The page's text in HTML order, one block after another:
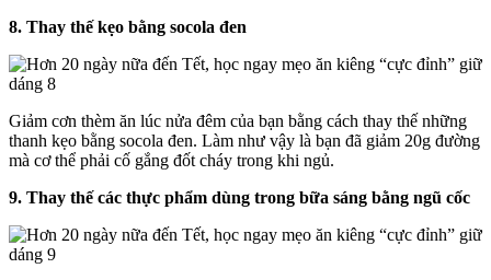
8. Thay thế kẹo bằng socola đen
Giảm cơn thèm ăn lúc nửa đêm của bạn bằng cách thay thế những
thanh kẹo bằng socola đen. Làm như vậy là bạn đã giảm 20g đường
mà cơ thể phải cố gắng đốt cháy trong khi ngủ.
9. Thay thế các thực phẩm dùng trong bữa sáng bằng ngũ cốc